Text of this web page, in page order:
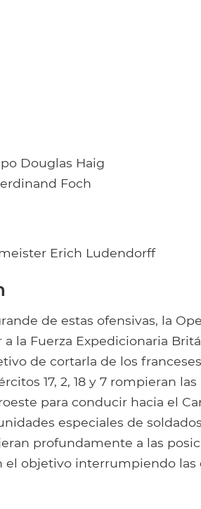
Douglas Haig
Foch
Erich Ludendorff
de estas ofensivas, la
la Fuerza Expedicionaria
de cortarla de los
17, 2, 18 y 7 rompieran
para conducir hacia el
especiales de
profundamente a las
el objetivo interrumpiendo las